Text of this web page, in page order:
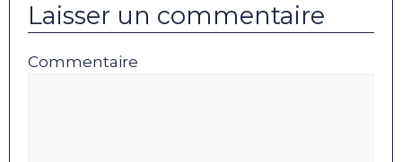
Laisser un commentaire
Commentaire